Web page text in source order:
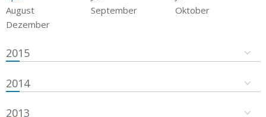
August
September
Oktober
Dezember
2015
2014
2013